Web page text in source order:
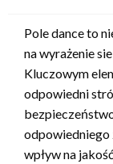
Pole dance to
na wyrażenie
Kluczowym
odpowiedni
odpowiedniego
wpływ na